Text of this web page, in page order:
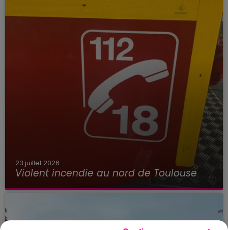
23 juillet 2026
Violent incendie au nord de Toulouse